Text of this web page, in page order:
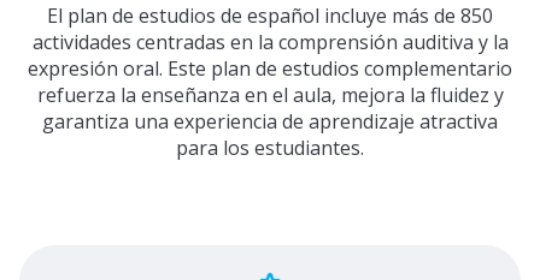
El plan de estudios de español incluye más de 850
actividades centradas en la comprensión auditiva y la
expresión oral. Este plan de estudios complementario
refuerza la enseñanza en el aula, mejora la fluidez y
garantiza una experiencia de aprendizaje atractiva
para los estudiantes.